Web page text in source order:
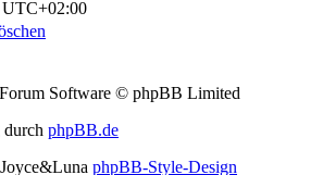
UTC+02:00
Software © phpBB Limited
durch phpBB.de
phpBB-Style-Design